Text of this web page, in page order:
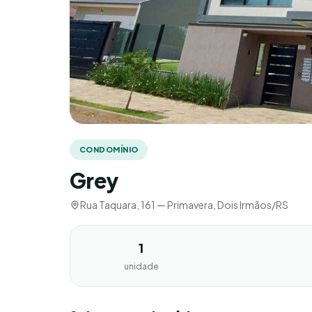
CONDOMÍNIO
Grey
Rua Taquara, 161 — Primavera, Dois Irmãos/RS
1
unidade